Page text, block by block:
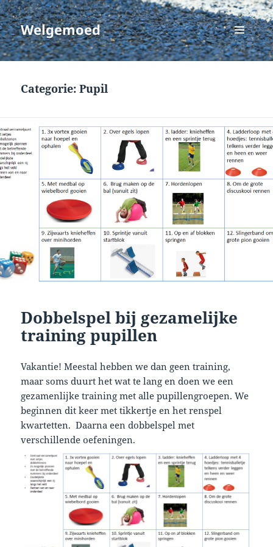
Welgemoed
MENU
EN
Categorie:Pupil
Dobbelspel bij gezamelijke
training pupillen
Vakantie! Meestal hebben we dan geen training,
maar soms duurt het wat te lang en doen we een
gezamenlijke training met alle pupillengroepen. We
beginnen dit keer met tikkertje en het renspel
kwartetten. Daarna een dobbelspel met
verschillende oefeningen.